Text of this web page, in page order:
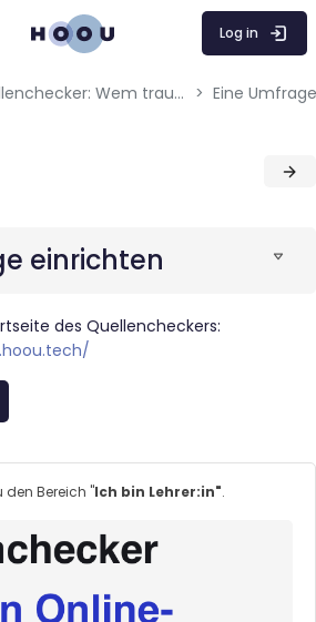
menu
menu
Log in
Quellenchecker: Wem traust du? Eine
einrichten
des Quellencheckers:
Bereich "Ich bin Lehrer:in".